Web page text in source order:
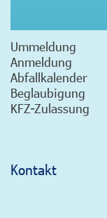
Ummeldung
Anmeldung
Abfallkalender
Beglaubigung
KFZ-Zulassung
Kontakt